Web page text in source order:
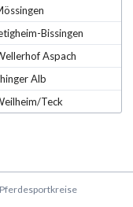
Bissingen
Aspach
Alb
Teck
Pferdesportkreise